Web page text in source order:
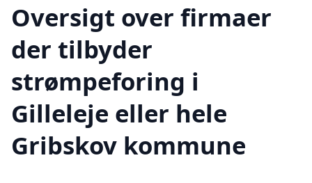
Oversigt over firmaer
der tilbyder
strømpeforing i
Gilleleje eller hele
Gribskov kommune